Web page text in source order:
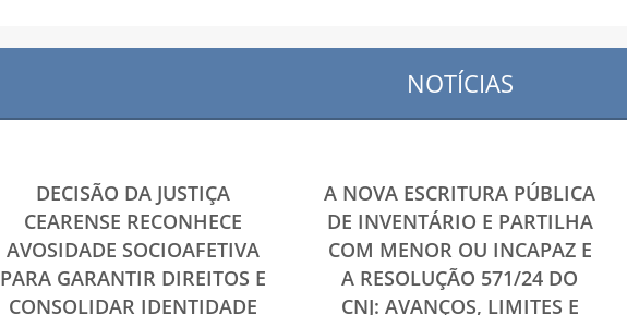
NOTÍCIAS
DECISÃO DA JUSTIÇA
CEARENSE RECONHECE
AVOSIDADE SOCIOAFETIVA
PARA GARANTIR DIREITOS E
CONSOLIDAR IDENTIDADE
A NOVA ESCRITURA PÚBLICA
DE INVENTÁRIO E PARTILHA
COM MENOR OU INCAPAZ E
A RESOLUÇÃO 571/24 DO
CNJ: AVANÇOS, LIMITES E